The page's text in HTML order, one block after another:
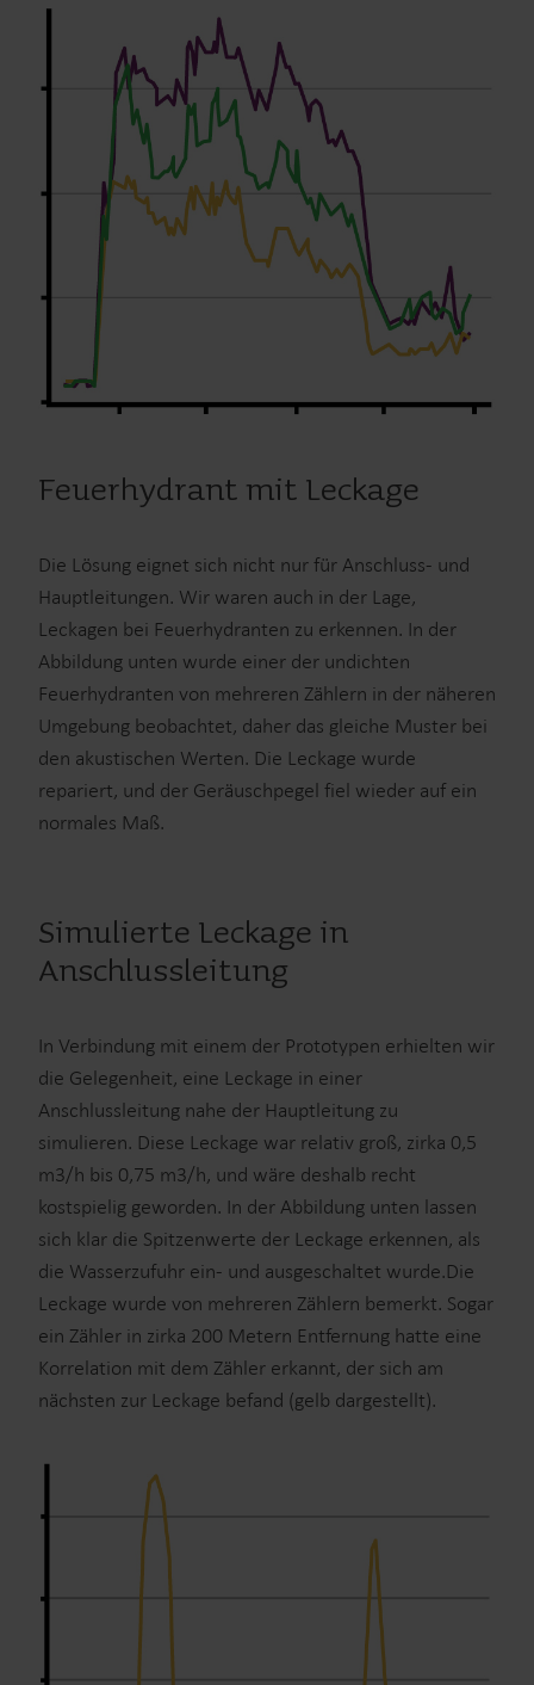
Feuerhydrant mit Leckage
Die Lösung eignet sich nicht nur für Anschluss- und
Hauptleitungen. Wir waren auch in der Lage,
Leckagen bei Feuerhydranten zu erkennen. In der
Abbildung unten wurde einer der undichten
Feuerhydranten von mehreren Zählern in der näheren
Umgebung beobachtet, daher das gleiche Muster bei
den akustischen Werten. Die Leckage wurde
repariert, und der Geräuschpegel fiel wieder auf ein
normales Maß.
Simulierte Leckage in
Anschlussleitung
In Verbindung mit einem der Prototypen erhielten wir
die Gelegenheit, eine Leckage in einer
Anschlussleitung nahe der Hauptleitung zu
simulieren. Diese Leckage war relativ groß, zirka 0,5
m3/h bis 0,75 m3/h, und wäre deshalb recht
kostspielig geworden. In der Abbildung unten lassen
sich klar die Spitzenwerte der Leckage erkennen, als
die Wasserzufuhr ein- und ausgeschaltet wurde.Die
Leckage wurde von mehreren Zählern bemerkt. Sogar
ein Zähler in zirka 200 Metern Entfernung hatte eine
Korrelation mit dem Zähler erkannt, der sich am
nächsten zur Leckage befand (gelb dargestellt).